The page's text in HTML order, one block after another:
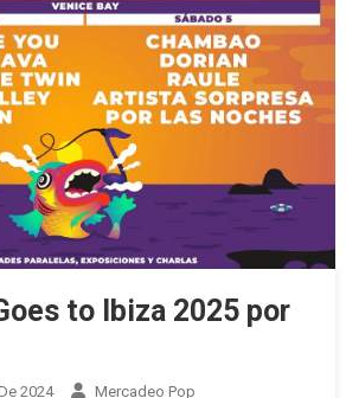
to Ibiza 2025 por
2024 Mercadeo Pop